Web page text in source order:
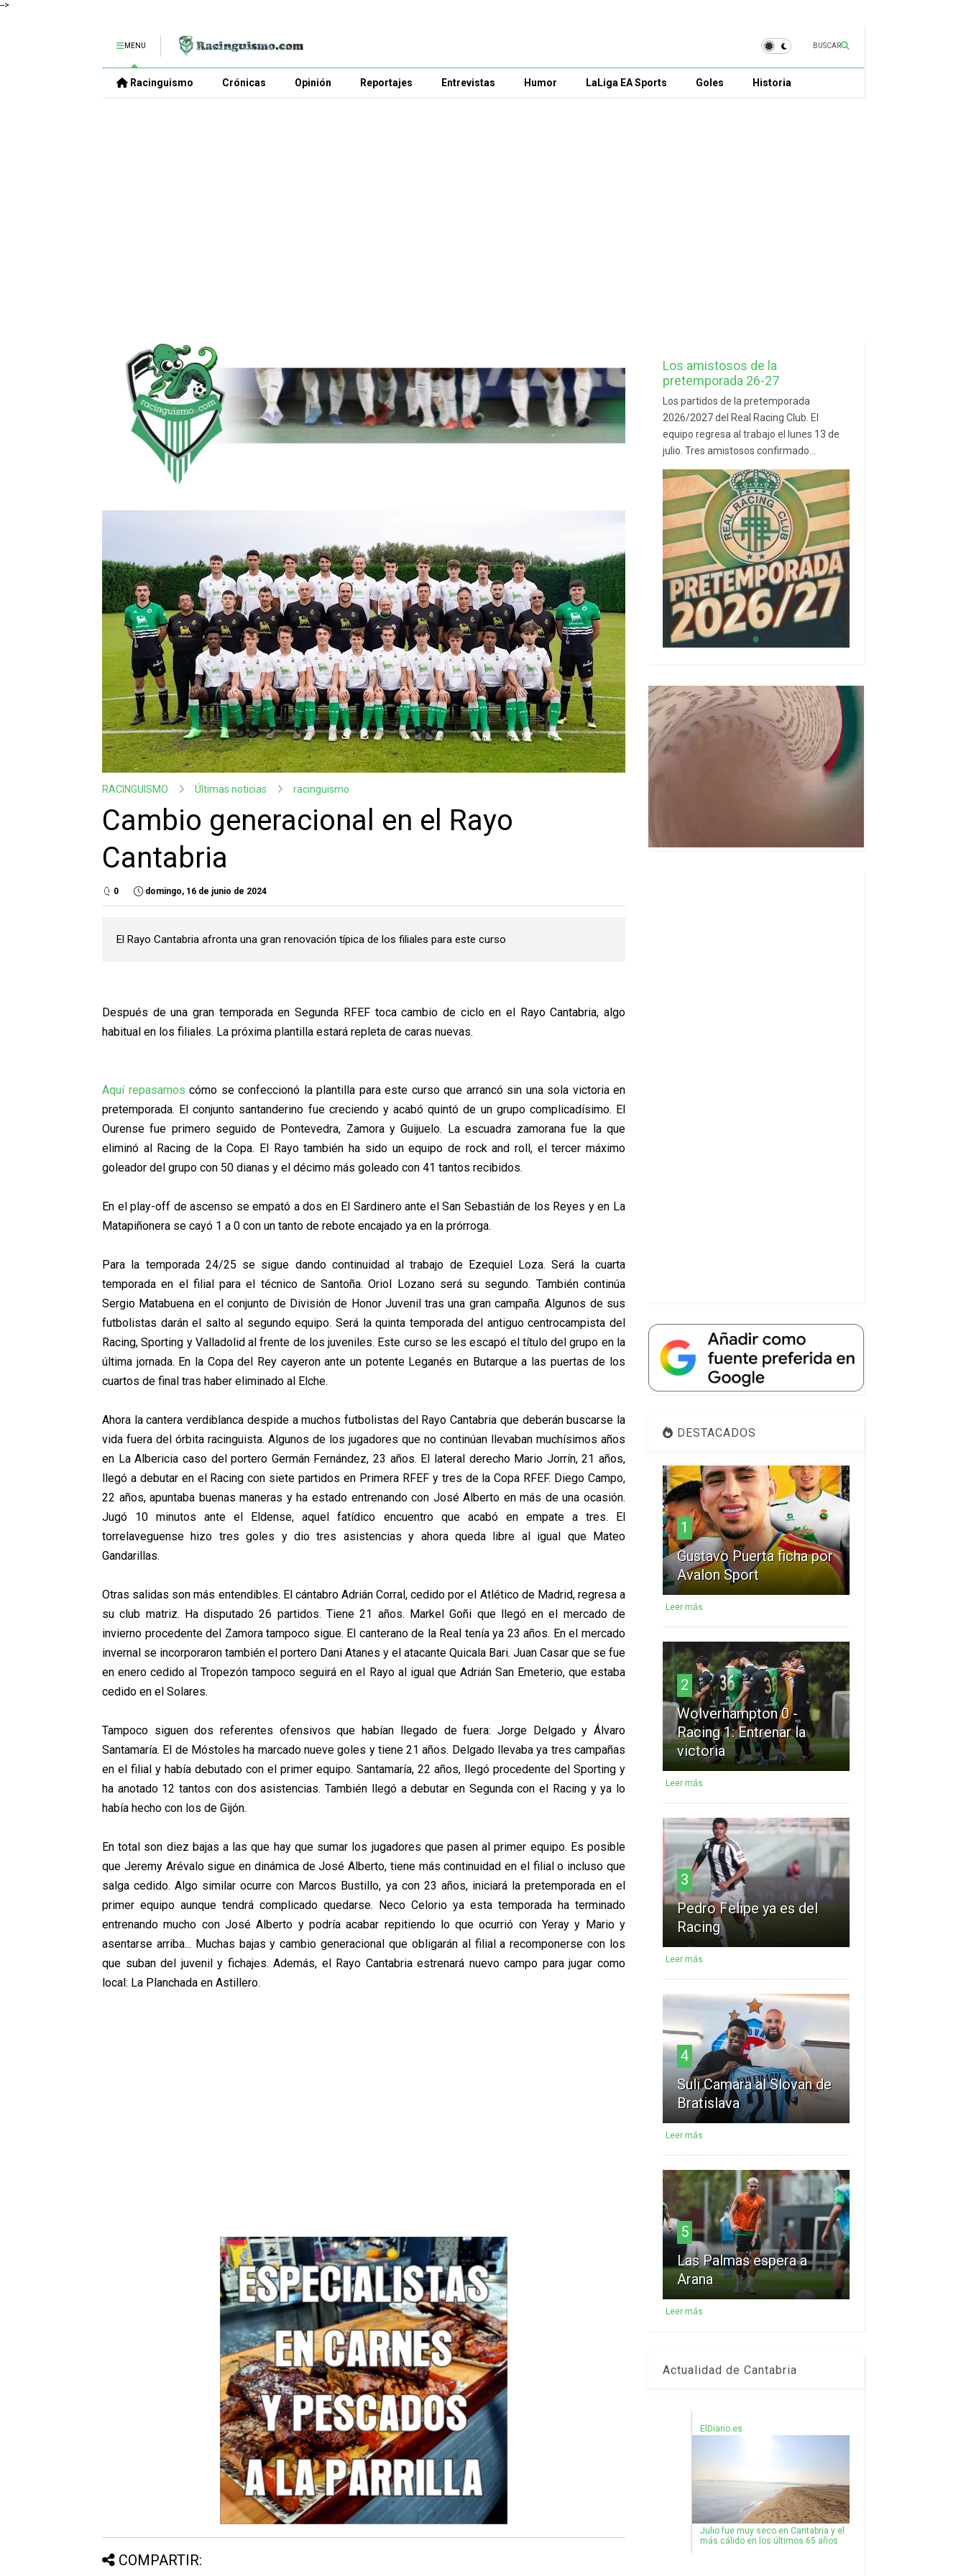
-->
MENU BUSCAR
Racinguismo Crónicas Opinión Reportajes Entrevistas Humor LaLiga EA Sports Goles Historia
RACINGUISMO Últimas noticias racinguismo
Cambio generacional en el Rayo
Cantabria
0 domingo, 16 de junio de 2024
El Rayo Cantabria afronta una gran renovación típica de los filiales para este curso
Después de una gran temporada en Segunda RFEF toca cambio de ciclo en el Rayo Cantabria, algo
habitual en los filiales. La próxima plantilla estará repleta de caras nuevas.
Aquí repasamos cómo se confeccionó la plantilla para este curso que arrancó sin una sola victoria en
pretemporada. El conjunto santanderino fue creciendo y acabó quintó de un grupo complicadísimo. El
Ourense fue primero seguido de Pontevedra, Zamora y Guijuelo. La escuadra zamorana fue la que
eliminó al Racing de la Copa. El Rayo también ha sido un equipo de rock and roll, el tercer máximo
goleador del grupo con 50 dianas y el décimo más goleado con 41 tantos recibidos.
En el play-off de ascenso se empató a dos en El Sardinero ante el San Sebastián de los Reyes y en La
Matapiñonera se cayó 1 a 0 con un tanto de rebote encajado ya en la prórroga.
Para la temporada 24/25 se sigue dando continuidad al trabajo de Ezequiel Loza. Será la cuarta
temporada en el filial para el técnico de Santoña. Oriol Lozano será su segundo. También continúa
Sergio Matabuena en el conjunto de División de Honor Juvenil tras una gran campaña. Algunos de sus
futbolistas darán el salto al segundo equipo. Será la quinta temporada del antiguo centrocampista del
Racing, Sporting y Valladolid al frente de los juveniles. Este curso se les escapó el título del grupo en la
última jornada. En la Copa del Rey cayeron ante un potente Leganés en Butarque a las puertas de los
cuartos de final tras haber eliminado al Elche.
Ahora la cantera verdiblanca despide a muchos futbolistas del Rayo Cantabria que deberán buscarse la
vida fuera del órbita racinguista. Algunos de los jugadores que no continúan llevaban muchísimos años
en La Albericia caso del portero Germán Fernández, 23 años. El lateral derecho Mario Jorrín, 21 años,
llegó a debutar en el Racing con siete partidos en Primera RFEF y tres de la Copa RFEF. Diego Campo,
22 años, apuntaba buenas maneras y ha estado entrenando con José Alberto en más de una ocasión.
Jugó 10 minutos ante el Eldense, aquel fatídico encuentro que acabó en empate a tres. El
torrelaveguense hizo tres goles y dio tres asistencias y ahora queda libre al igual que Mateo
Gandarillas.
Otras salidas son más entendibles. El cántabro Adrián Corral, cedido por el Atlético de Madrid, regresa a
su club matriz. Ha disputado 26 partidos. Tiene 21 años. Markel Goñi que llegó en el mercado de
invierno procedente del Zamora tampoco sigue. El canterano de la Real tenía ya 23 años. En el mercado
invernal se incorporaron también el portero Dani Atanes y el atacante Quicala Bari. Juan Casar que se fue
en enero cedido al Tropezón tampoco seguirá en el Rayo al igual que Adrián San Emeterio, que estaba
cedido en el Solares.
Tampoco siguen dos referentes ofensivos que habían llegado de fuera: Jorge Delgado y Álvaro
Santamaría. El de Móstoles ha marcado nueve goles y tiene 21 años. Delgado llevaba ya tres campañas
en el filial y había debutado con el primer equipo. Santamaría, 22 años, llegó procedente del Sporting y
ha anotado 12 tantos con dos asistencias. También llegó a debutar en Segunda con el Racing y ya lo
había hecho con los de Gijón.
En total son diez bajas a las que hay que sumar los jugadores que pasen al primer equipo. Es posible
que Jeremy Arévalo sigue en dinámica de José Alberto, tiene más continuidad en el filial o incluso que
salga cedido. Algo similar ocurre con Marcos Bustillo, ya con 23 años, iniciará la pretemporada en el
primer equipo aunque tendrá complicado quedarse. Neco Celorio ya esta temporada ha terminado
entrenando mucho con José Alberto y podría acabar repitiendo lo que ocurrió con Yeray y Mario y
asentarse arriba... Muchas bajas y cambio generacional que obligarán al filial a recomponerse con los
que suban del juvenil y fichajes. Además, el Rayo Cantabria estrenará nuevo campo para jugar como
local: La Planchada en Astillero.
COMPARTIR:
Los amistosos de la
pretemporada 26-27
Los partidos de la pretemporada
2026/2027 del Real Racing Club. El
equipo regresa al trabajo el lunes 13 de
julio. Tres amistosos confirmado...
DESTACADOS
1
Gustavo Puerta ficha por
Avalon Sport
Leer más
2
Wolverhampton 0 -
Racing 1: Entrenar la
victoria
Leer más
3
Pedro Felipe ya es del
Racing
Leer más
4
Suli Camara al Slovan de
Bratislava
Leer más
5
Las Palmas espera a
Arana
Leer más
Actualidad de Cantabria
ElDiario.es
Julio fue muy seco en Cantabria y el
más cálido en los últimos 65 años